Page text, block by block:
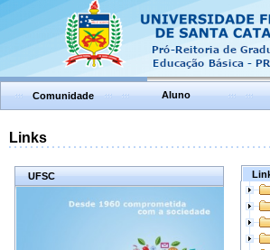
Comunidade Aluno
Links
UFSC